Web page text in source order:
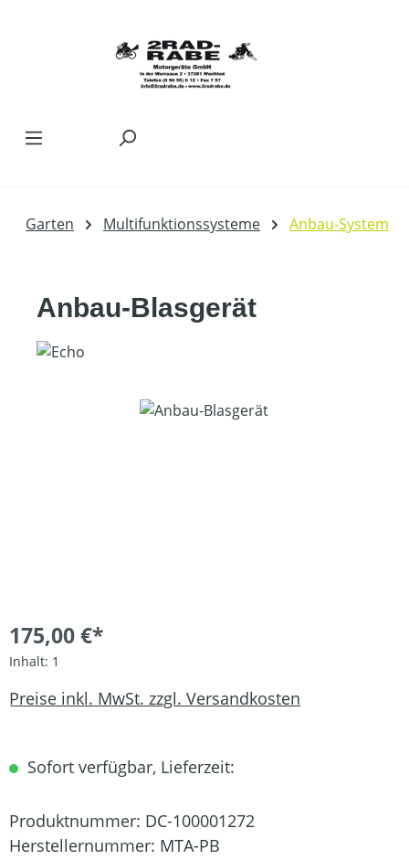
Garten Multifunktionssysteme Anbau-System
Anbau-Blasgerät
Bildergalerie überspringen
175,00 €*
Inhalt: 1
Preise inkl. MwSt. zzgl. Versandkosten
Sofort verfügbar, Lieferzeit:
Produktnummer: DC-100001272
Herstellernummer: MTA-PB